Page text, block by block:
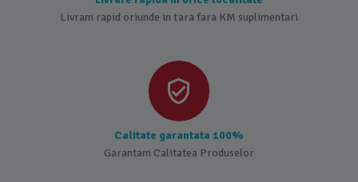
Livram rapid oriunde in tara fara KM suplimentari
Calitate garantata 100%
Garantam Calitatea Produselor